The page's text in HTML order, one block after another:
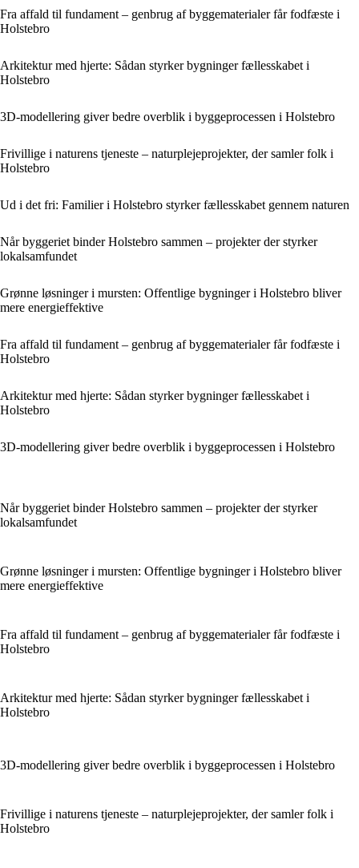
Fra affald til fundament – genbrug af byggematerialer får fodfæste i
Holstebro
Arkitektur med hjerte: Sådan styrker bygninger fællesskabet i
Holstebro
3D-modellering giver bedre overblik i byggeprocessen i Holstebro
Frivillige i naturens tjeneste – naturplejeprojekter, der samler folk i
Holstebro
Ud i det fri: Familier i Holstebro styrker fællesskabet gennem naturen
Når byggeriet binder Holstebro sammen – projekter der styrker
lokalsamfundet
Grønne løsninger i mursten: Offentlige bygninger i Holstebro bliver
mere energieffektive
Fra affald til fundament – genbrug af byggematerialer får fodfæste i
Holstebro
Arkitektur med hjerte: Sådan styrker bygninger fællesskabet i
Holstebro
3D-modellering giver bedre overblik i byggeprocessen i Holstebro
Når byggeriet binder Holstebro sammen – projekter der styrker
lokalsamfundet
Grønne løsninger i mursten: Offentlige bygninger i Holstebro bliver
mere energieffektive
Fra affald til fundament – genbrug af byggematerialer får fodfæste i
Holstebro
Arkitektur med hjerte: Sådan styrker bygninger fællesskabet i
Holstebro
3D-modellering giver bedre overblik i byggeprocessen i Holstebro
Frivillige i naturens tjeneste – naturplejeprojekter, der samler folk i
Holstebro